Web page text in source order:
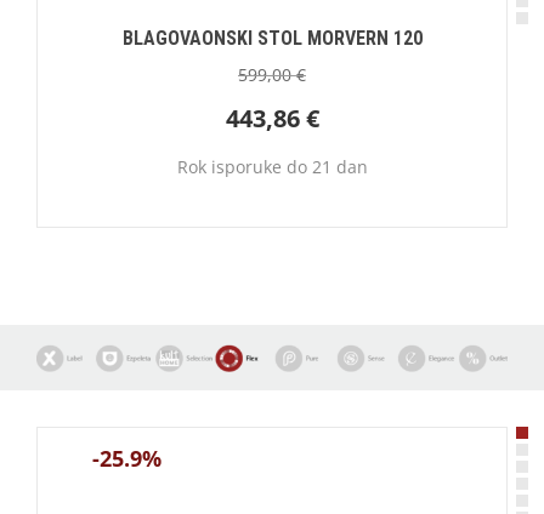
BLAGOVAONSKI STOL MORVERN 120
599,00€
443,86€
Rok isporuke do 21 dan
-25.9%